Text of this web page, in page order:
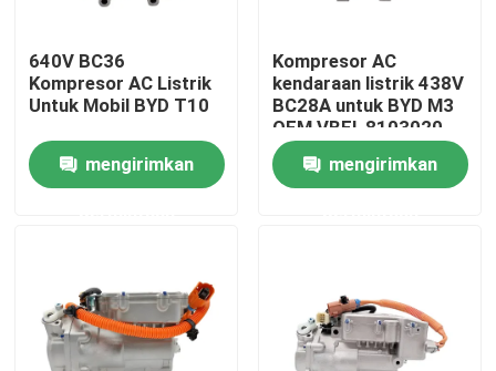
Tur Pabrik
Kontrol kualitas
Berita
Quote request suatu
Kompresor AC EV Mobil
640V BC36
Kompresor AC Listrik
Untuk Mobil BYD T10
mengirimkan
Kompresor AC
kendaraan listrik 438V
BC28A untuk BYD M3
OEM VBEI-8103020
mengirimkan